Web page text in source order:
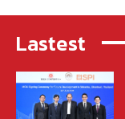
Lastest